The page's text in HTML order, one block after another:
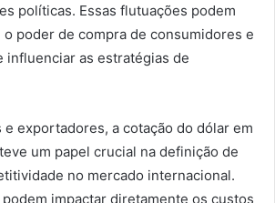
políticas. Essas flutuações podem
poder de compra de consumidores e
influenciar as estratégias de
exportadores, a cotação do dólar em
um papel crucial na definição de
no mercado internacional.
impactar diretamente os custos